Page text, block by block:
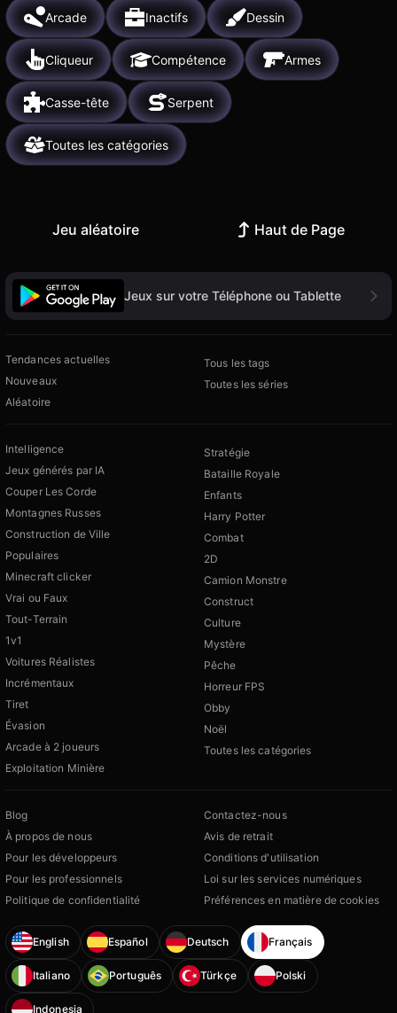
Arcade Inactifs Dessin
Cliqueur Compétence Armes
Casse-tête Serpent
Toutes les catégories
Jeu aléatoire Haut de Page
Jeux sur votre Téléphone ou Tablette
Tendances actuelles
Nouveaux
Aléatoire
Tous les tags
Toutes les séries
Intelligence
Jeux générés par IA
Couper Les Corde
Montagnes Russes
Construction de Ville
Populaires
Minecraft clicker
Vrai ou Faux
Tout-Terrain
1v1
Voitures Réalistes
Incrémentaux
Tiret
Évasion
Arcade à 2 joueurs
Exploitation Minière
Stratégie
Bataille Royale
Enfants
Harry Potter
Combat
2D
Camion Monstre
Construct
Culture
Mystère
Pêche
Horreur FPS
Obby
Noël
Toutes les catégories
Blog
À propos de nous
Pour les développeurs
Pour les professionnels
Politique de confidentialité
Contactez-nous
Avis de retrait
Conditions d'utilisation
Loi sur les services numériques
Préférences en matière de cookies
English Español Deutsch Français
Italiano Português Türkçe Polski
Indonesia